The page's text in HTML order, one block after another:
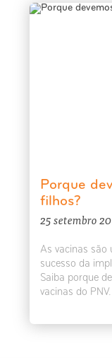
Porque
filhos?
25 setembro
As vacinas são
sucesso da
Saiba porque
vacinas do PNV.